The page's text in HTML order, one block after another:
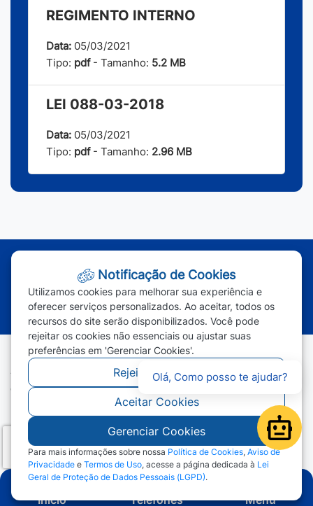
Início Telefones Menu
REGIMENTO INTERNO
Data: 05/03/2021
Tipo: pdf- Tamanho: 5.2 MB
LEI 088-03-2018
Data: 05/03/2021
Tipo: pdf- Tamanho: 2.96 MB
Atendimento - Segunda à Sexta | Das 7h às 11h e das 13h às 17h
(65) 3387-2800 | (65) 3387-2801
(65) 99963-1219
Todos os direitos reservados - Prefeitura Municipal de Campos
de Júlio - 2026
Notificação de Cookies
Utilizamos cookies para melhorar sua experiência e
oferecer serviços personalizados. Ao aceitar, todos os
recursos do site serão disponibilizados. Você pode
rejeitar os cookies não essenciais ou ajustar suas
preferências em 'Gerenciar Cookies'.
Rejeitar Cookies
Aceitar Cookies
Gerenciar Cookies
Para mais informações sobre nossa Política de Cookies, Aviso de
Privacidade e Termos de Uso, acesse a página dedicada à Lei
Geral de Proteção de Dados Pessoais (LGPD).
Olá, Como posso te ajudar?